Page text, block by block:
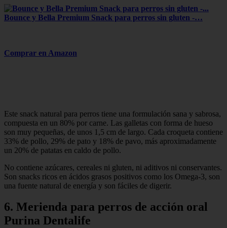
Bounce y Bella Premium Snack para perros sin gluten -…
Comprar en Amazon
Este snack natural para perros tiene una formulación sana y sabrosa,
compuesta en un 80% por carne. Las galletas con forma de hueso
son muy pequeñas, de unos 1,5 cm de largo. Cada croqueta contiene
33% de pollo, 29% de pato y 18% de pavo, más aproximadamente
un 20% de patatas en caldo de pollo.
No contiene azúcares, cereales ni gluten, ni aditivos ni conservantes.
Son snacks ricos en ácidos grasos positivos como los Omega-3, son
una fuente natural de energía y son fáciles de digerir.
6. Merienda para perros de acción oral
Purina Dentalife